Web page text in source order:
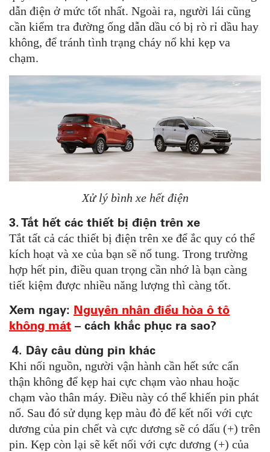
dẫn điện ở mức tốt nhất. Ngoài ra, người lái cũng
cần kiểm tra đường ống dẫn dầu có bị rò rỉ dầu hay
không, để tránh tình trạng cháy nổ khi kẹp va
chạm.
Xử lý bình xe hết điện
3. Tắt hết các thiết bị điện trên xe
Tắt tất cả các thiết bị điện trên xe để ắc quy có thể
kích hoạt và xe của bạn sẽ nổ tung. Trong trường
hợp hết pin, điều quan trọng cần nhớ là bạn càng
tiết kiệm được nhiều năng lượng thì càng tốt.
Xem ngay: Nguyên nhân điều hòa ô tô
không mát – cách khắc phục ra sao?
4. Dây câu dùng pin khác
Khi nối nguồn, người vận hành cần hết sức cẩn
thận không để kẹp hai cực chạm vào nhau hoặc
chạm vào thân máy. Điều này có thể khiến pin phát
nổ. Sau đó sử dụng kẹp màu đỏ để kết nối với cực
dương của pin chết và cực dương sẽ có dấu (+) trên
pin. Kẹp còn lại sẽ kết nối với cực dương (+) của